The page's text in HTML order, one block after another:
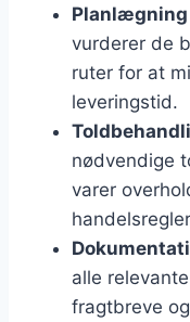
vurderer de
ruter for at
leveringstid.
nødvendige
varer
alle
fragtbreve